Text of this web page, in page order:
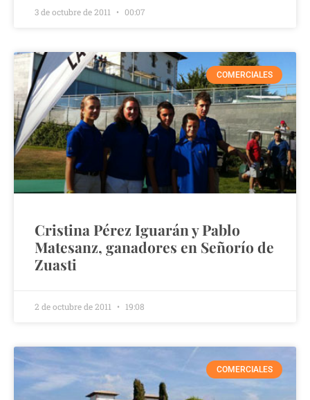
3 de octubre de 2011 00:07
COMERCIALES
Cristina Pérez Iguarán y Pablo
Matesanz, ganadores en Señorío de
Zuasti
2 de octubre de 2011 19:08
COMERCIALES